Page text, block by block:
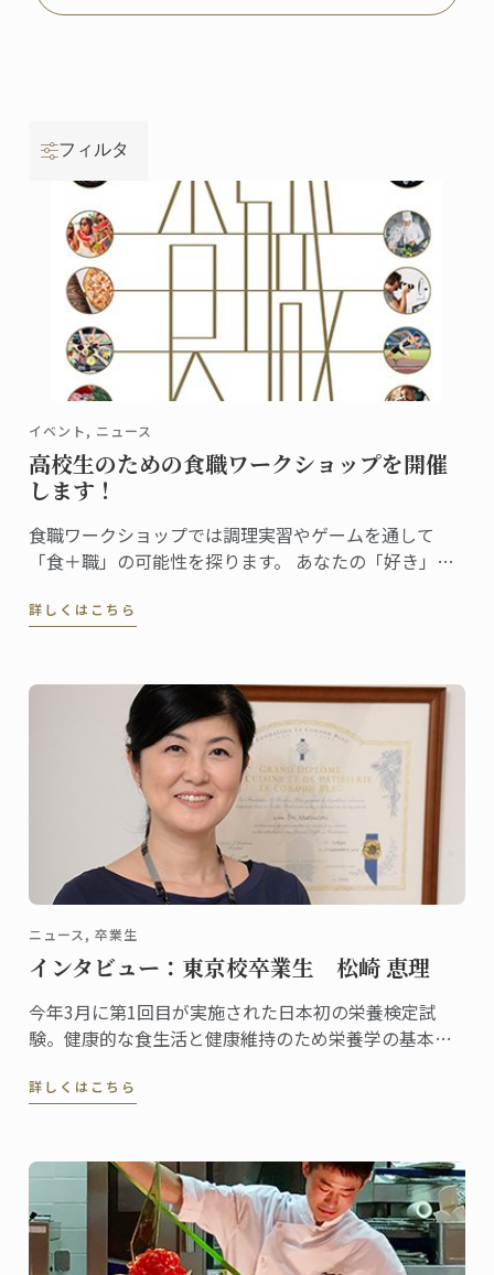
フィルタ
イベント, ニュース
高校生のための食職ワークショップを開催
します！
食職ワークショップでは調理実習やゲームを通して
「食＋職」の可能性を探ります。 あなたの「好き」が
詳しくはこちら
ニュース, 卒業生
インタビュー：東京校卒業生 松崎 恵理
今年3月に第1回目が実施された日本初の栄養検定試
験。健康的な食生活と健康維持のため栄養学の基本を
一般社団法人栄養検定協会の代表理事としてこの栄養
取得しました。
詳しくはこちら